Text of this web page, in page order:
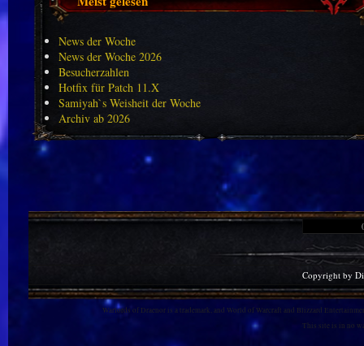
News der Woche
News der Woche 2026
Besucherzahlen
Hotfix für Patch 11.X
Samiyah`s Weisheit der Woche
Archiv ab 2026
Copyright by
Warlords of Draenor is a trademark, and World of Warcraft and Blizzard
This site is in no